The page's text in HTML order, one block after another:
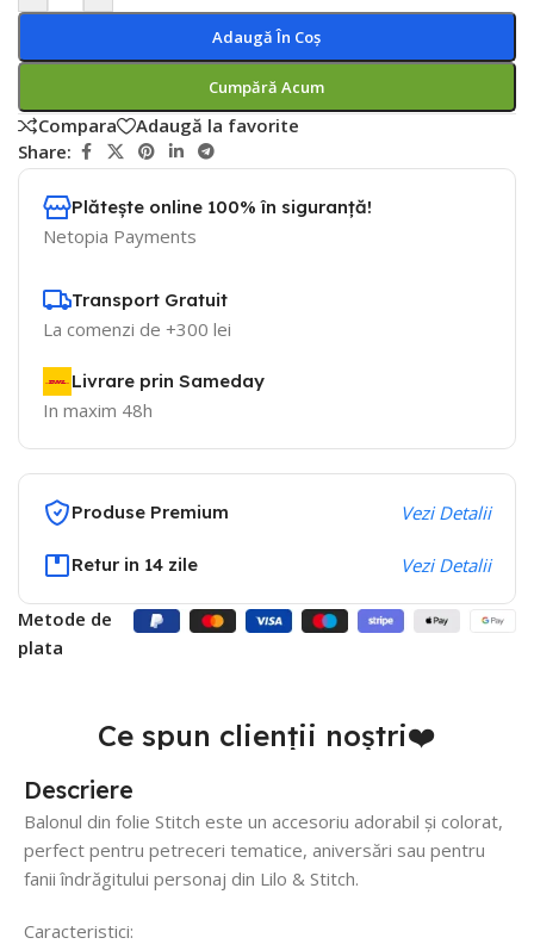
Adaugă În Coș
Cumpără Acum
Compara
Adaugă la favorite
Share:
Plătește online 100% în siguranță!
Netopia Payments
Transport Gratuit
La comenzi de +300 lei
Livrare prin Sameday
In maxim 48h
Produse Premium Vezi Detalii
Retur in 14 zile Vezi Detalii
Metode de
plata
Ce spun clienții noștri❤️
Descriere
Balonul din folie Stitch este un accesoriu adorabil și colorat,
perfect pentru petreceri tematice, aniversări sau pentru
fanii îndrăgitului personaj din Lilo & Stitch.
Caracteristici: